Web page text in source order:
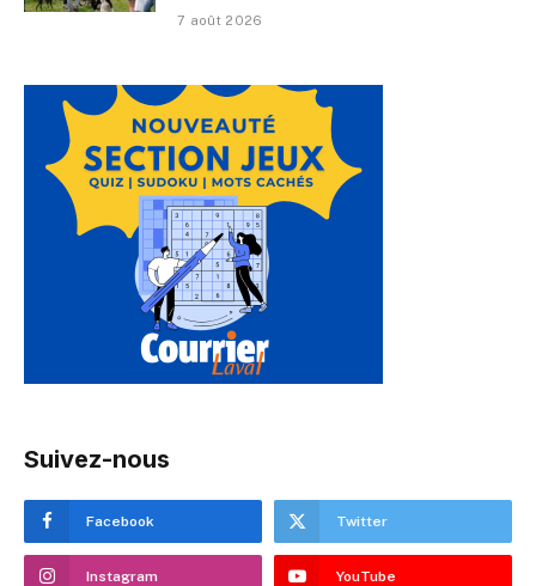
7 août 2026
Suivez-nous
Facebook Twitter
Instagram YouTube